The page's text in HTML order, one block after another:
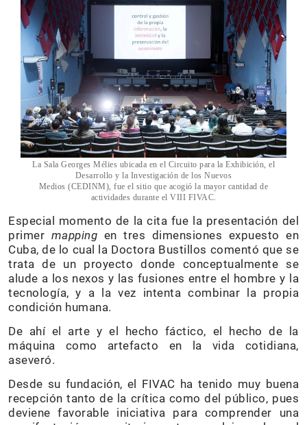
La Sala Georges Mélies ubicada en el Circuito para la Exhibición, el
Desarrollo y la Investigación de los Nuevos
Medios (CEDINM), fue el sitio que acogió la mayor cantidad de
actividades durante el VIII FIVAC.
Especial momento de la cita fue la presentación del
primer mapping en tres dimensiones expuesto en
Cuba, de lo cual la Doctora Bustillos comentó que se
trata de un proyecto donde conceptualmente se
alude a los nexos y las fusiones entre el hombre y la
tecnología, y a la vez intenta combinar la propia
condición humana.
De ahí el arte y el hecho fáctico, el hecho de la
máquina como artefacto en la vida cotidiana,
aseveró.
Desde su fundación, el FIVAC ha tenido muy buena
recepción tanto de la crítica como del público, pues
deviene favorable iniciativa para comprender una